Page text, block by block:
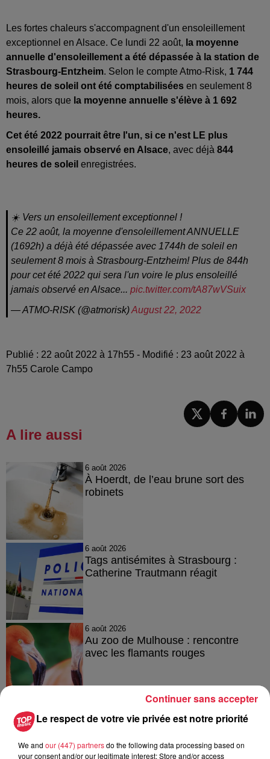
Les fortes chaleurs s'accompagnent d'un ensoleillement
exceptionnel en Alsace. Ce lundi 22 août, la moyenne
annuelle d'ensoleillement a été dépassée à la station de
Strasbourg-Entzheim. Selon le compte Atmo-Risk, 1 744
heures de soleil ont été comptabilisées en seulement 8
mois, alors que la moyenne annuelle s'élève à 1 692
heures.
Cet été 2022 pourrait être l'un, si ce n'est LE plus
ensoleillé jamais observé en Alsace, avec déjà 844
heures de soleil enregistrées.
☀️ Vers un ensoleillement exceptionnel !
Ce 22 août, la moyenne d'ensoleillement ANNUELLE
(1692h) a déjà été dépassée avec 1744h de soleil en
seulement 8 mois à Strasbourg-Entzheim! Plus de 844h
pour cet été 2022 qui sera l'un voire le plus ensoleillé
jamais observé en Alsace... pic.twitter.com/tA87wVSuix
— ATMO-RISK (@atmorisk)August 22, 2022
Publié : 22 août 2022 à 17h55 - Modifié : 23 août 2022 à
7h55 Carole Campo
A lire aussi
6 août 2026
À Hoerdt, de l’eau brune sort des
robinets
6 août 2026
Tags antisémites à Strasbourg :
Catherine Trautmann réagit
6 août 2026
Au zoo de Mulhouse : rencontre
avec les flamants rouges
À découvrir également
Le respect de votre vie privée est notre priorité
We and our (447) partnersdo the following data processing based on
your consent and/or our legitimate interest: Store and/or access
Continuer sans accepter